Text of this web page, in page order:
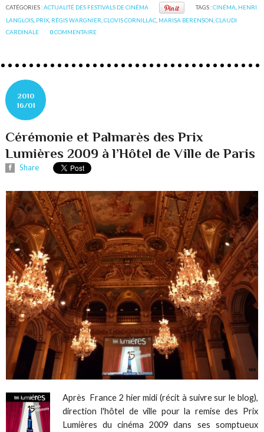
CATÉGORIES :ACTUALITÉ DES FESTIVALS DE CINÉMA TAGS :CINÉMA HENRI
LANGLOIS PRIX RÉGIS WARGNIER ,CLOVIS CORNILLAC MARISA BERENSON ,CLAUDI
CARDINALE
0COMMENTAIRE
2010
16/01
Cérémonie et Palmarès des Prix
Lumières 2009 à l’Hôtel de Ville de Paris
Share
Après France 2 hier midi (récit à suivre sur le blog),
direction l'hôtel de ville pour la remise des Prix
Lumières du cinéma 2009 dans ses somptueux